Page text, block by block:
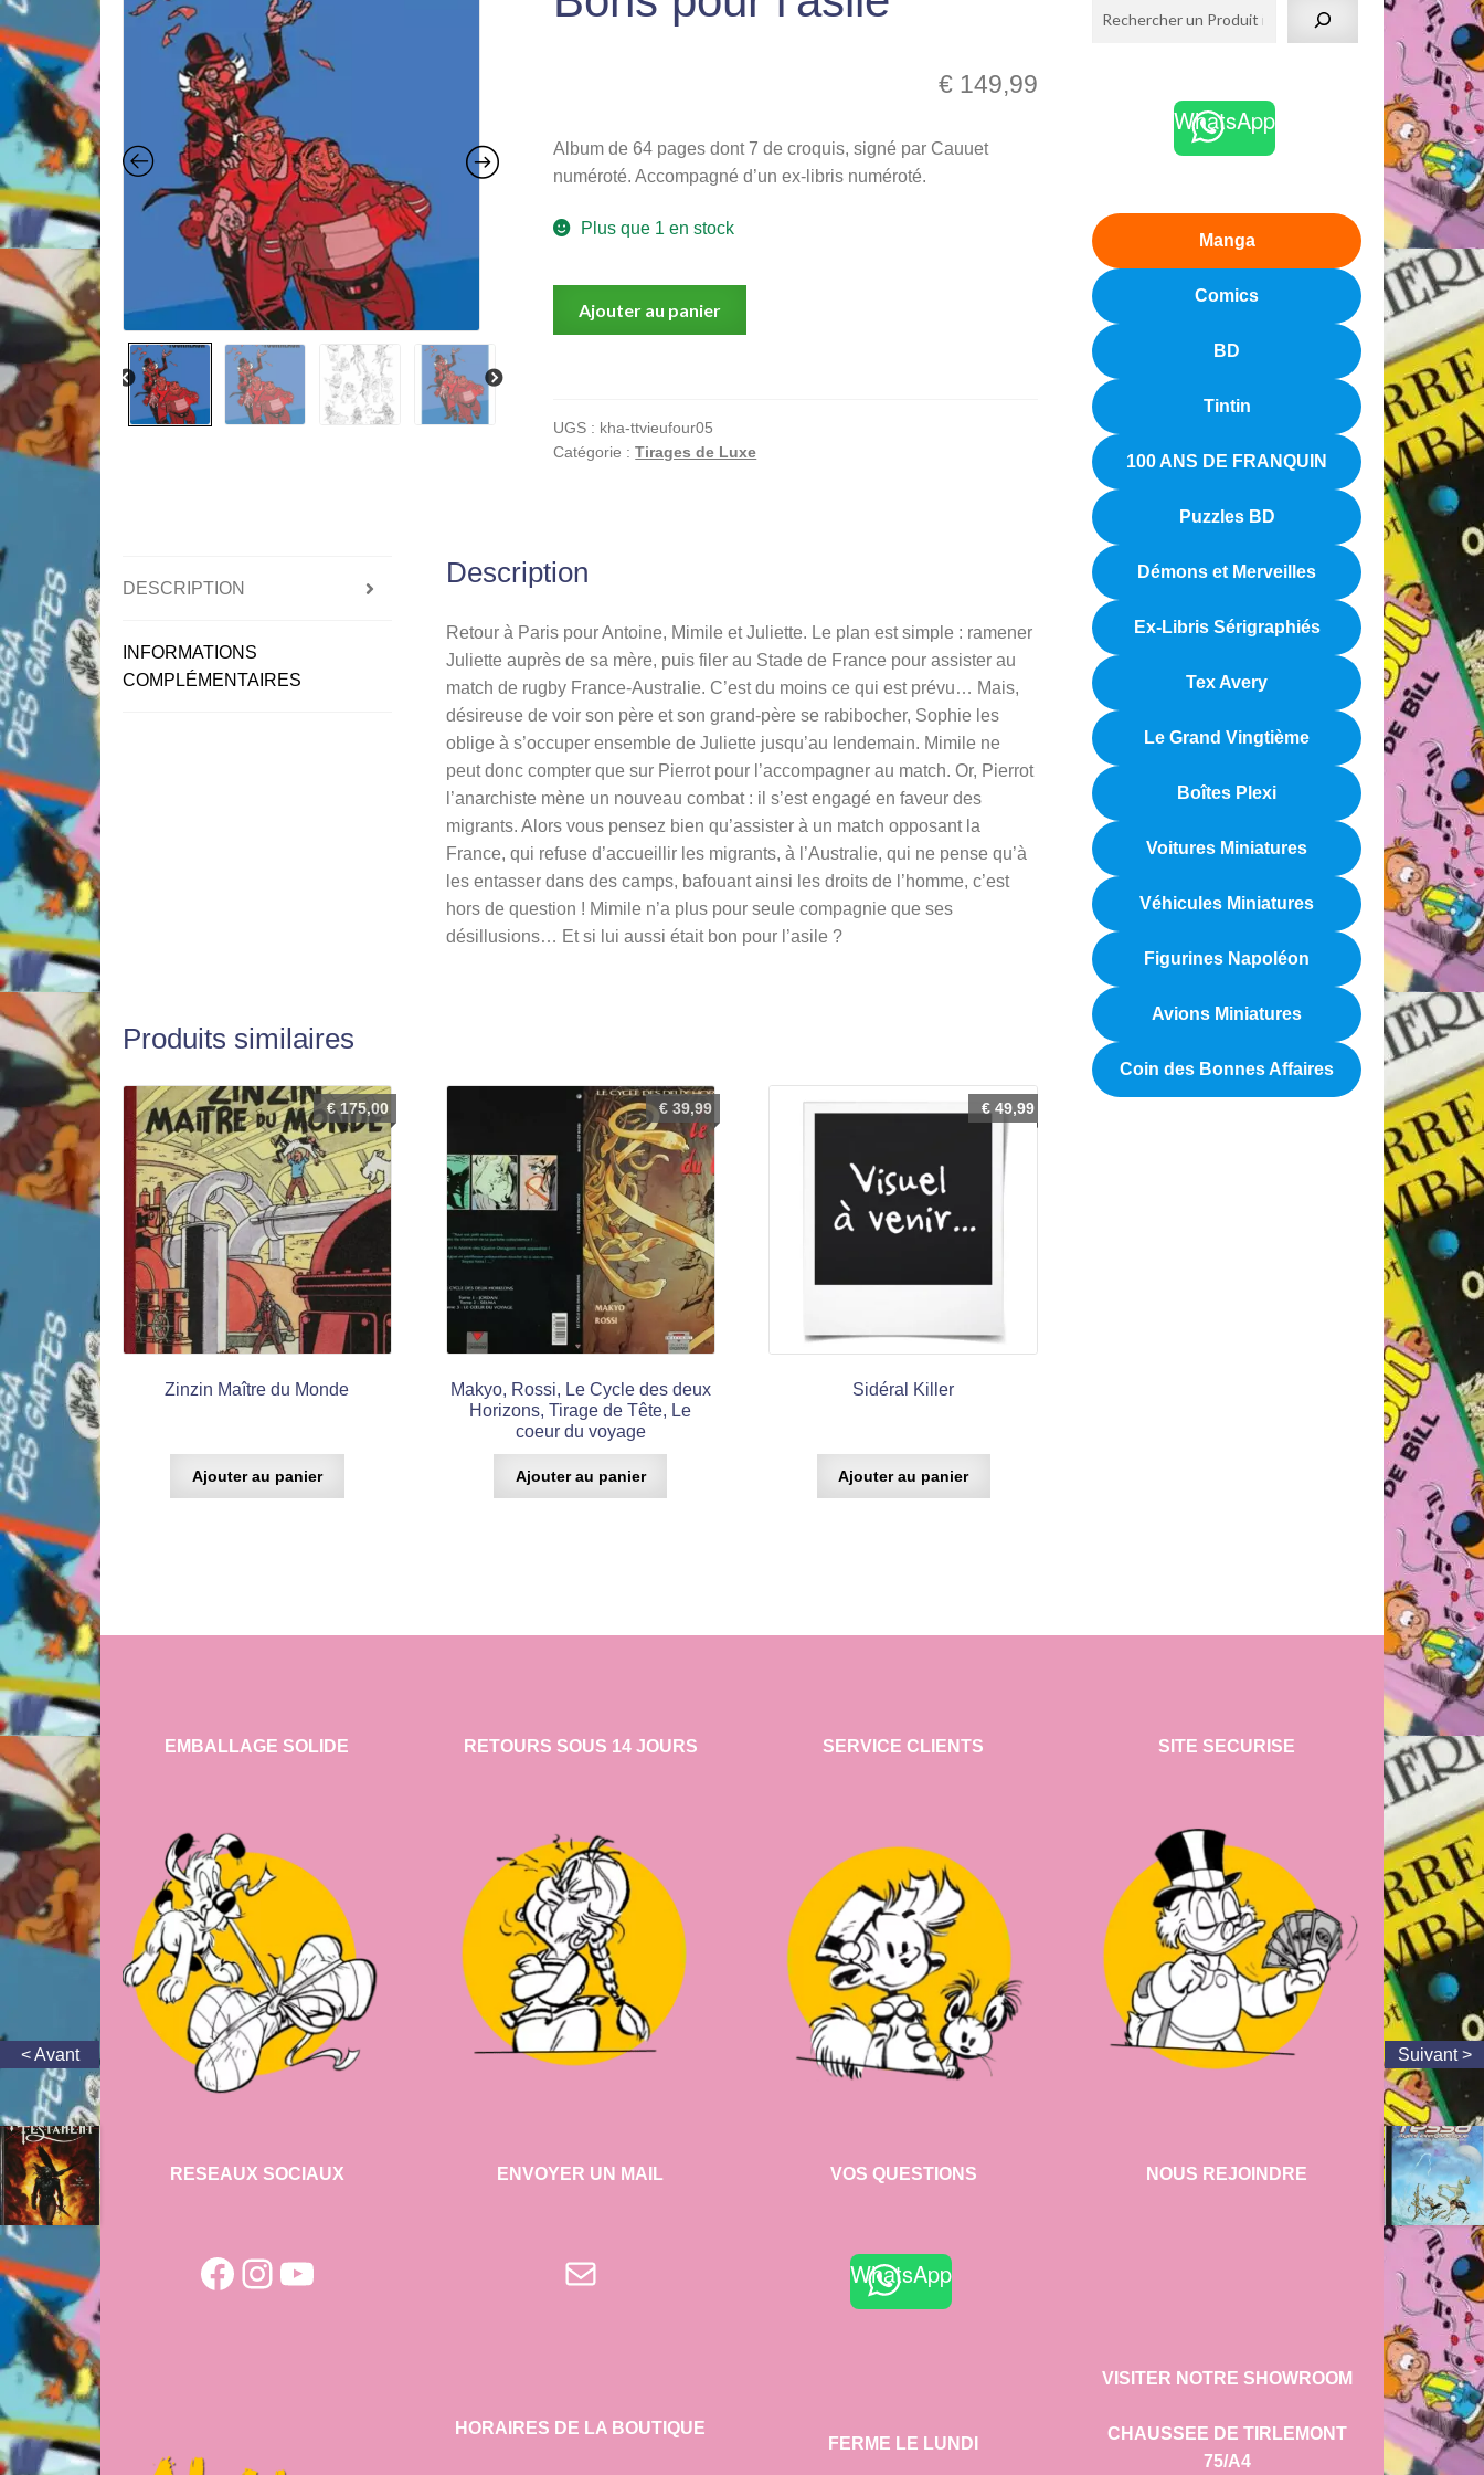
€ 149,99
Album de 64 pages dont 7 de croquis, signé par Cauuet
numéroté. Accompagné d’un ex-libris numéroté.
Plus que 1 en stock
Ajouter au panier
UGS : kha-ttvieufour05
Catégorie :Tirages de Luxe
DESCRIPTION
INFORMATIONS
COMPLÉMENTAIRES
Description
Retour à Paris pour Antoine, Mimile et Juliette. Le plan est simple : ramener
Juliette auprès de sa mère, puis filer au Stade de France pour assister au
match de rugby France-Australie. C’est du moins ce qui est prévu… Mais,
désireuse de voir son père et son grand-père se rabibocher, Sophie les
oblige à s’occuper ensemble de Juliette jusqu’au lendemain. Mimile ne
peut donc compter que sur Pierrot pour l’accompagner au match. Or, Pierrot
l’anarchiste mène un nouveau combat : il s’est engagé en faveur des
migrants. Alors vous pensez bien qu’assister à un match opposant la
France, qui refuse d’accueillir les migrants, à l’Australie, qui ne pense qu’à
les entasser dans des camps, bafouant ainsi les droits de l’homme, c’est
hors de question ! Mimile n’a plus pour seule compagnie que ses
désillusions… Et si lui aussi était bon pour l’asile ?
Produits similaires
Zinzin Maître du Monde
€175,00
Ajouter au panier
Makyo, Rossi, Le Cycle des deux
Horizons, Tirage de Tête, Le
coeur du voyage
€39,99
Ajouter au panier
Sidéral Killer
€49,99
Ajouter au panier
WhatsApp
Manga
Comics
BD
Tintin
100 ANS DE FRANQUIN
Puzzles BD
Démons et Merveilles
Ex-Libris Sérigraphiés
Tex Avery
Le Grand Vingtième
Boîtes Plexi
Voitures Miniatures
Véhicules Miniatures
Figurines Napoléon
Avions Miniatures
Coin des Bonnes Affaires
EMBALLAGE SOLIDE
RESEAUX SOCIAUX
Facebook
Instagram
YouTube
RETOURS SOUS 14 JOURS
ENVOYER UN MAIL
E-mail
HORAIRES DE LA BOUTIQUE
SERVICE CLIENTS
VOS QUESTIONS
WhatsApp
FERME LE LUNDI
SITE SECURISE
NOUS REJOINDRE
VISITER NOTRE SHOWROOM
CHAUSSEE DE TIRLEMONT
75/A4